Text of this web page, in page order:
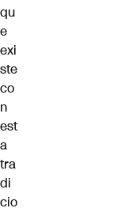
qu
e
exi
ste
co
n
est
a
tra
di
cio